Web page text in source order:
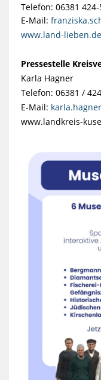
Telefon: 06381
E-Mail:
www.land-lieben.de
Pressestelle
Karla Hagner
Telefon: 06381 /
E-Mail:
www.landkreis-